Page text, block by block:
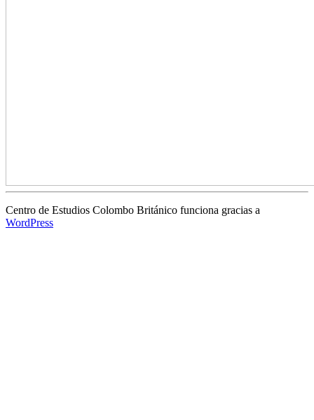
Centro de Estudios Colombo Británico funciona gracias a
WordPress